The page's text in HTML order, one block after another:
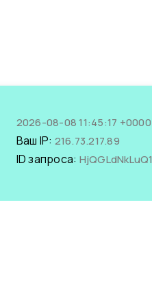
2026-08-08 11:45:17 +0000
Ваш IP: 216.73.217.89
ID запроса: HjQGLdNkLuQ1